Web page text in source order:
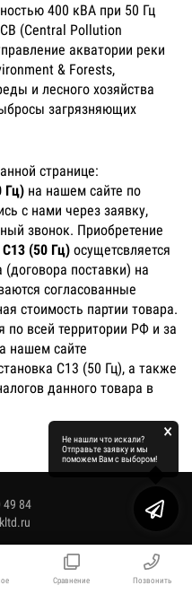
Сравнение Позвонить
400 кВА при 50 Гц
(Central Pollution
акватории реки
& Forests,
и лесного хозяйства
загрязняющих
странице:
Гц) на нашем сайте по
с нами через заявку,
звонок. Приобретение
(50 Гц) осущетсвляется
(договора поставки) на
согласованные
стоимость партии товара.
по всей территории РФ и за
нашем сайте
C13 (50 Гц), а также
данного товара в
49 84
Не нашли что искали?
Отправьте заявку и мы
поможем Вам с выбором!
×